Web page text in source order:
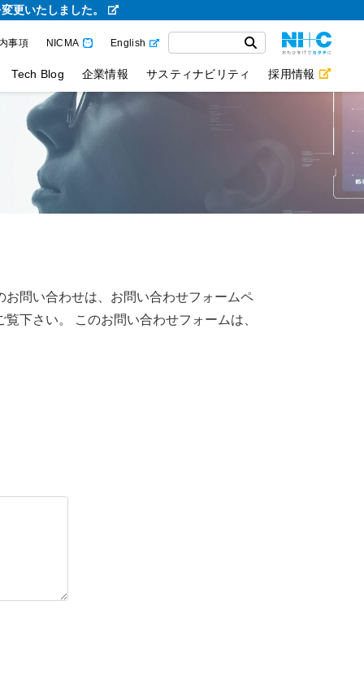
更いたしました。
事項 NICMA English
Tech Blog 企業情報 サスティナビリティ 採用情報
問い合わせは、お問い合わせフォームペ
下さい。 このお問い合わせフォームは、